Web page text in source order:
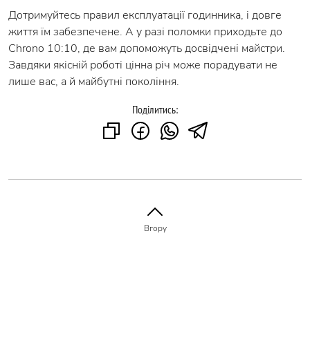
Дотримуйтесь правил експлуатації годинника, і довге
життя їм забезпечене. А у разі поломки приходьте до
Chrono 10:10, де вам допоможуть досвідчені майстри.
Завдяки якісній роботі цінна річ може порадувати не
лише вас, а й майбутні покоління.
Поділитись:
Вгору